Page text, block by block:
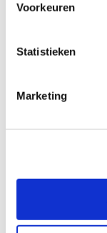
Voorkeuren
Statistieken
Marketing
MotoPort Rockanje